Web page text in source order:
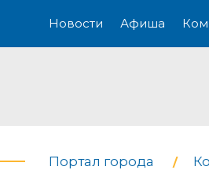
Новости Афиша
Портал города